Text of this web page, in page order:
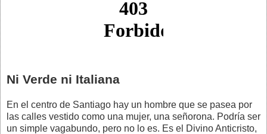
Ni Verde ni Italiana
En el centro de Santiago hay un hombre que se pasea por
las calles vestido como una mujer, una señorona. Podría ser
un simple vagabundo, pero no lo es. Es el Divino Anticristo,